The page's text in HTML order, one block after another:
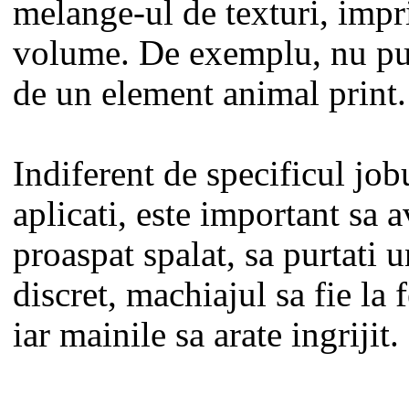
melange-ul de texturi,
volume. De exemplu, nu
de un element animal print.
Indiferent de specificul
aplicati, este important sa
proaspat spalat, sa purtati
discret, machiajul sa fie la
iar mainile sa arate ingrijit.